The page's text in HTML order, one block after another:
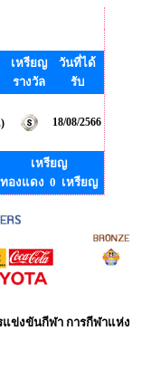
เหรียญ
รางวัล
วันที่ได้
รับ
18/08/2566
เหรียญ
ทองแดง 0 เหรียญ
แข่งขันกีฬา การกีฬาแห่ง